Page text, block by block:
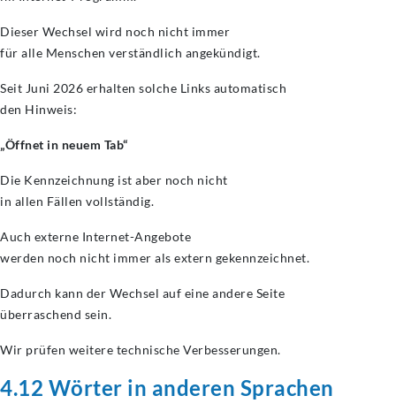
Dieser Wechsel wird noch nicht immer
für alle Menschen verständlich angekündigt.
Seit Juni 2026 erhalten solche Links automatisch
den Hinweis:
„Öffnet in neuem Tab“
Die Kennzeichnung ist aber noch nicht
in allen Fällen vollständig.
Auch externe Internet-Angebote
werden noch nicht immer als extern gekennzeichnet.
Dadurch kann der Wechsel auf eine andere Seite
überraschend sein.
Wir prüfen weitere technische Verbesserungen.
4.12 Wörter in anderen Sprachen